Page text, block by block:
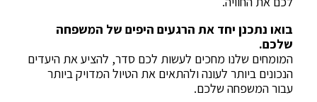
בואו נתכנן יחד את הרגעים היפים של המשפחה
שלכם.
המומחים שלנו מחכים לעשות לכם סדר, להציע את היעדים
הנכונים ביותר לעונה ולהתאים את הטיול המדויק ביותר
עבור המשפחה שלכם.